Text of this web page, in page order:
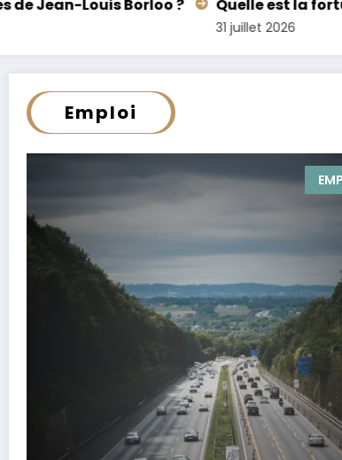
Quelle est la fortune de Jean-François
Emploi